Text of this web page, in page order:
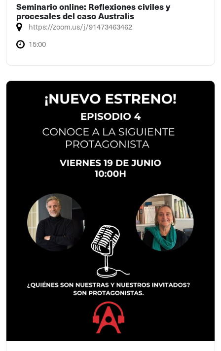
Seminario online: Reflexiones civiles y
procesales del caso Australis
https://zoom.us/j/91473463462
15:00